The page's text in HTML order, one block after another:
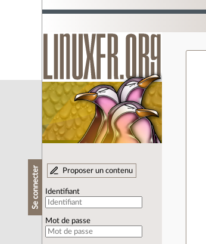
Se connecter Proposer un contenu
Identifiant
Mot de passe